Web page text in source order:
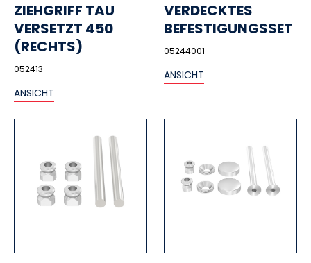
ZIEHGRIFF TAU
VERSETZT 450
(RECHTS)
052413
ANSICHT
VERDECKTES
BEFESTIGUNGSSET
05244001
ANSICHT